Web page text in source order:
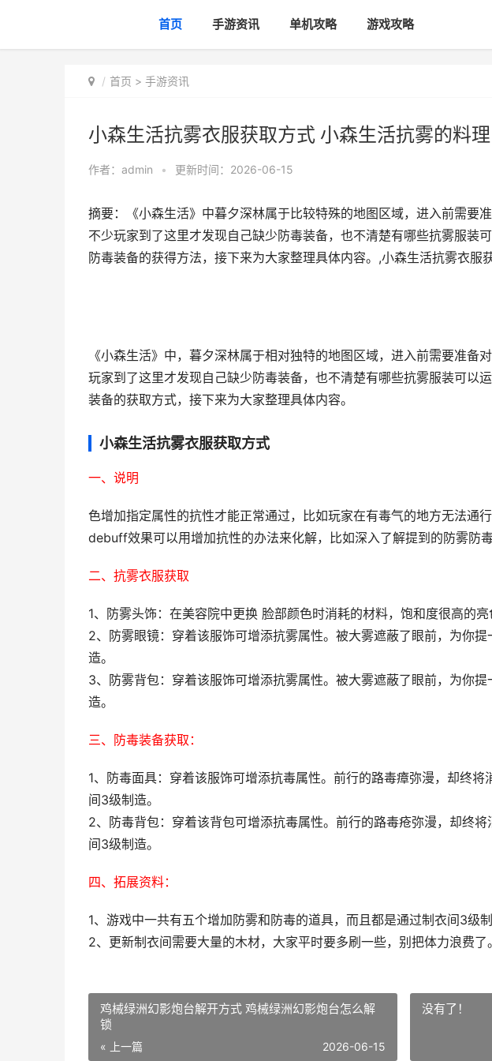
首页 手游资讯 单机攻略 游戏攻略
首页 > 手游资讯
小森生活抗雾衣服获取方式 小森生活抗雾的料理
作者： admin • 更新时间：2026-06-15
摘要：《小森生活》中暮夕深林属于比较特殊的地图区域，进入前需要
不少玩家到了这里才发现自己缺少防毒装备，也不清楚有哪些抗雾服装
防毒装备的获得方法，接下来为大家整理具体内容。,小森生活抗雾衣服
《小森生活》中，暮夕深林属于相对独特的地图区域，进入前需要准备
玩家到了这里才发现自己缺少防毒装备，也不清楚有哪些抗雾服装可以
装备的获取方式，接下来为大家整理具体内容。
小森生活抗雾衣服获取方式
一、说明
色增加指定属性的抗性才能正常通过，比如玩家在有毒气的地方无法通
debuff效果可以用增加抗性的办法来化解，比如深入了解提到的防雾防毒
二、抗雾衣服获取
1、防雾头饰：在美容院中更换 脸部颜色时消耗的材料，饱和度很高的亮
2、防雾眼镜：穿着该服饰可增添抗雾属性。被大雾遮蔽了眼前，为你
造。
3、防雾背包：穿着该服饰可增添抗雾属性。被大雾遮蔽了眼前，为你
造。
三、防毒装备获取：
1、防毒面具：穿着该服饰可增添抗毒属性。前行的路毒瘴弥漫，却终
间3级制造。
2、防毒背包：穿着该背包可增添抗毒属性。前行的路毒疮弥漫，却终
间3级制造。
四、拓展资料：
1、游戏中一共有五个增加防雾和防毒的道具，而且都是通过制衣间3级制
2、更新制衣间需要大量的木材，大家平时要多刷一些，别把体力浪费了。
鸡械绿洲幻影炮台解开方式 鸡械绿洲幻影炮台怎么解
锁
« 上一篇 2026-06-15
没有了！